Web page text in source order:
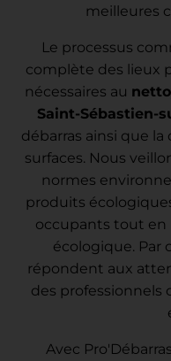
meilleures
Le processus
complète des lieux
nécessaires au
Saint-Sébastien-
débarras ainsi que
surfaces. Nous
normes
produits
occupants tout
écologique. Par
répondent aux
des professionnels
Avec